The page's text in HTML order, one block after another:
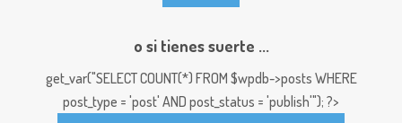
o si tienes suerte ...
get_var("SELECT COUNT(*) FROM $wpdb->posts WHERE
post_type = 'post' AND post_status = 'publish'"); ?>